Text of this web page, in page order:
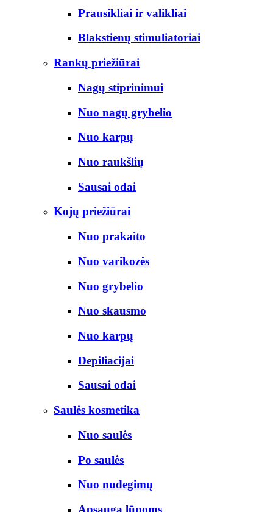
Prausikliai ir valikliai
Blakstienų stimuliatoriai
Rankų priežiūrai
Nagų stiprinimui
Nuo nagų grybelio
Nuo karpų
Nuo raukšlių
Sausai odai
Kojų priežiūrai
Nuo prakaito
Nuo varikozės
Nuo grybelio
Nuo skausmo
Nuo karpų
Depiliacijai
Sausai odai
Saulės kosmetika
Nuo saulės
Po saulės
Nuo nudegimų
Apsauga lūpoms